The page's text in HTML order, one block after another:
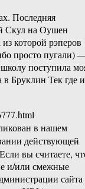
Последняя
Скул на Оушен
которой рэперов
просто пугали)
поступила
в Бруклин Тек где и
в нашем
действующей
вы считаете,
и/или смежные
сайта